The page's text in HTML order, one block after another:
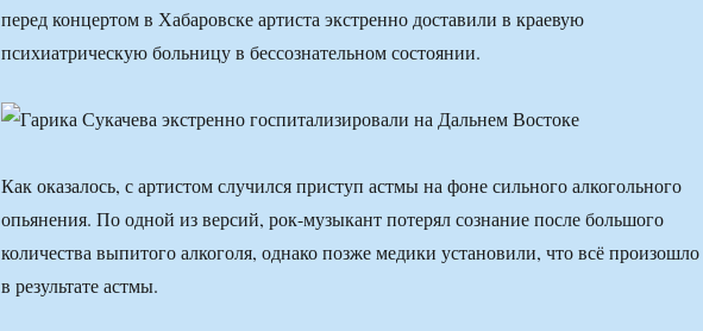
перед концертом в Хабаровске артиста экстренно доставили в краевую
психиатрическую больницу в бессознательном состоянии.
Как оказалось, с артистом случился приступ астмы на фоне сильного алкогольного
опьянения. По одной из версий, рок-музыкант потерял сознание после большого
количества выпитого алкоголя, однако позже медики установили, что всё произошло
в результате астмы.